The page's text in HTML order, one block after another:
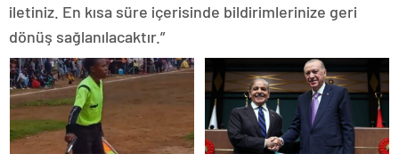
iletiniz. En kısa süre içerisinde bildirimlerinize geri
dönüş sağlanılacaktır.”